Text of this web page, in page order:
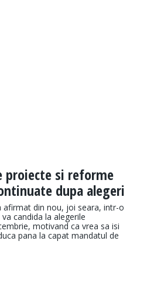
proiecte si reforme
dupa alegeri
afirmat din nou, joi seara, intr-o
candida la alegerile
motivand ca vrea sa isi
pana la capat mandatul de